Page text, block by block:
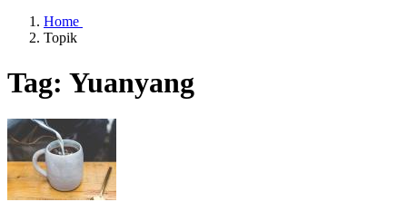
Home
Topik
Tag: Yuanyang